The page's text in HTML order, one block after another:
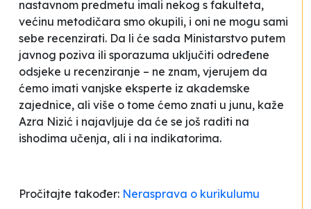
nastavnom predmetu imali nekog s fakulteta,
većinu metodičara smo okupili, i oni ne mogu sami
sebe recenzirati. Da li će sada Ministarstvo putem
javnog poziva ili sporazuma uključiti određene
odsjeke u recenziranje – ne znam, vjerujem da
ćemo imati vanjske eksperte iz akademske
zajednice, ali više o tome ćemo znati u junu, kaže
Azra Nizić i najavljuje da će se još raditi na
ishodima učenja, ali i na indikatorima.
Pročitajte također: Nerasprava o kurikulumu